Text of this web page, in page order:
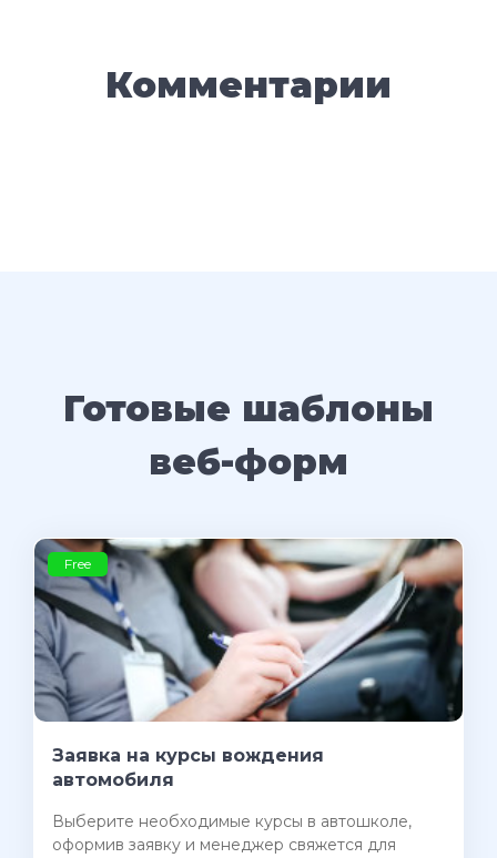
Комментарии
Готовые шаблоны
веб-форм
Free
Заявка на курсы вождения
автомобиля
Выберите необходимые курсы в автошколе,
оформив заявку и менеджер свяжется для